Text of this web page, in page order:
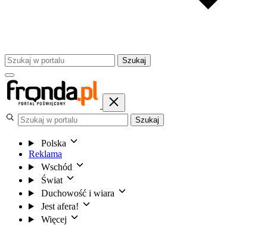
Szukaj
Szukaj
Polska
Reklama
Wschód
Świat
Duchowość i wiara
Jest afera!
Więcej